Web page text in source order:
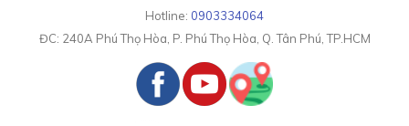
Hotline: 0903334064
ĐC: 240A Phú Thọ Hòa, P. Phú Thọ Hòa, Q. Tân Phú, TP.HCM